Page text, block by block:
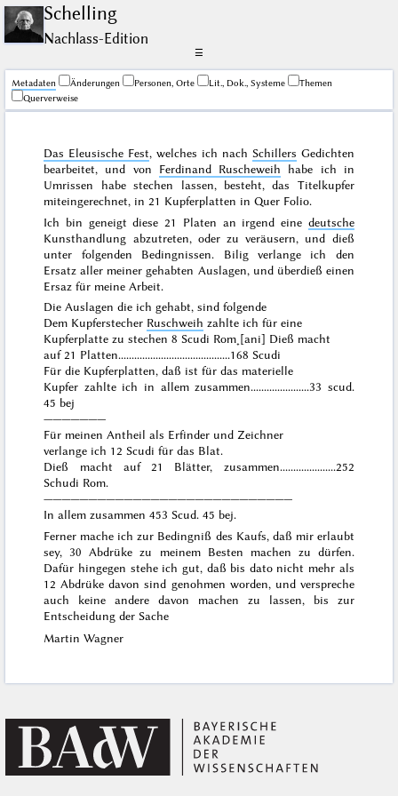
Schelling
Nachlass-Edition
☰
Me­ta­da­ten Änderungen Personen, Orte Lit., Dok., Systeme
Themen
Querverweise
Das Eleusische Fest, welches ich nach Schillers Gedichten
bearbeitet, und von Ferdinand Ruscheweih habe ich in
Umrissen habe stechen lassen, besteht, das Titelkupfer
miteingerechnet, in 21 Kupferplatten in Quer Folio.
Ich bin geneigt diese 21 Platen an irgend eine deutsche
Kunsthandlung abzutreten, oder zu veräusern, und dieß
unter folgenden Bedingnissen. Bilig verlange ich den
Ersatz aller meiner gehabten Auslagen, und überdieß einen
Ersaz für meine Arbeit.
Die Auslagen die ich gehabt, sind folgende
Dem Kupferstecher Ruschweih zahlte ich für eine
Kupferplatte zu stechen8 Scudi Rom˖[ani] Dieß macht
auf 21 Platten..........................................168 Scudi
Für die Kupferplatten, daß ist für das materielle
Kupfer zahlte ich in allem zusammen......................33 scud.
45 bej
———————
Für meinen Antheil als Erfinder und Zeichner
verlange ich 12 Scudi für das Blat.
Dieß macht auf 21 Blätter, zusammen.....................252
Schudi Rom.
————————————————————————————
In allem zusammen453 Scud. 45 bej.
Ferner mache ich zur Bedingniß des Kaufs, daß mir erlaubt
sey, 30 Abdrüke zu meinem Besten machen zu dürfen.
Dafür hingegen stehe ich gut, daß bis datonicht mehr als
12 Abdrüke davon sind genohmen worden, und verspreche
auch keine andere davon machen zu lassen, bis zur
Entscheidung der Sache
Martin Wagner